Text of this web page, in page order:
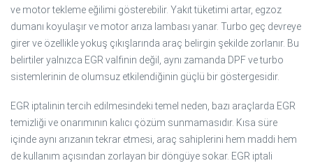
ve motor tekleme eğilimi gösterebilir. Yakıt tüketimi artar, egzoz
dumanı koyulaşır ve motor arıza lambası yanar. Turbo geç devreye
girer ve özellikle yokuş çıkışlarında araç belirgin şekilde zorlanır. Bu
belirtiler yalnızca EGR valfinin değil, aynı zamanda DPF ve turbo
sistemlerinin de olumsuz etkilendiğinin güçlü bir göstergesidir.
EGR iptalinin tercih edilmesindeki temel neden, bazı araçlarda EGR
temizliği ve onarımının kalıcı çözüm sunmamasıdır. Kısa süre
içinde aynı arızanın tekrar etmesi, araç sahiplerini hem maddi hem
de kullanım açısından zorlayan bir döngüye sokar. EGR iptali